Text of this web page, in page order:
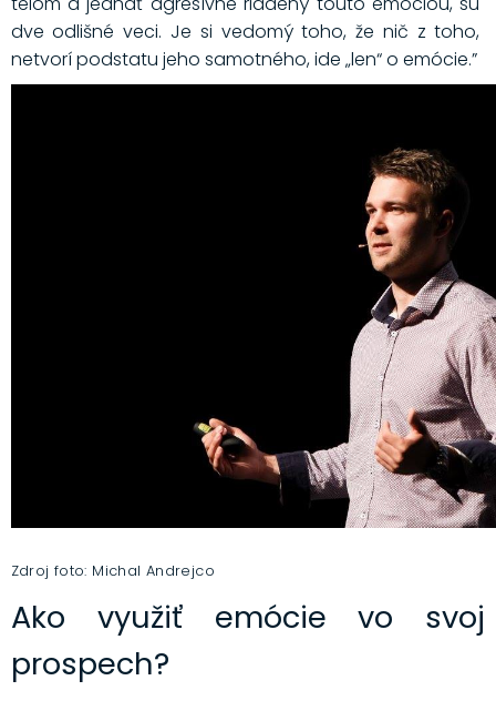
dve odlišné veci. Je si vedomý toho, že nič z toho,
netvorí podstatu jeho samotného, ide „len“ o emócie.”
Zdroj foto: Michal Andrejco
Ako využiť emócie vo svoj
prospech?